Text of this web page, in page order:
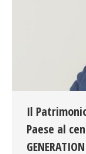
Il
Paese al
GENERATION